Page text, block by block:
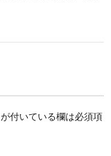
が付いている欄は必須項